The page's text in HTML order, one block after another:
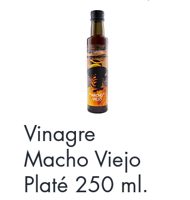
Vinagre
Macho Viejo
Platé 250 ml.